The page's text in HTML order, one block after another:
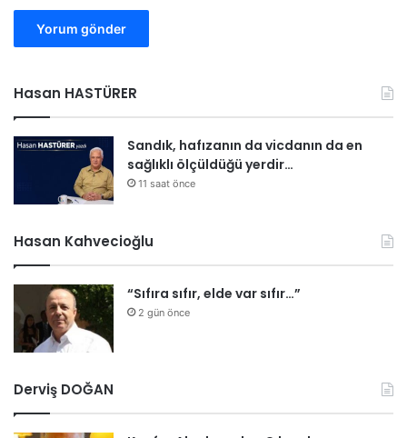
a
m
p
y
Hasan HASTÜRER
Sandık, hafızanın da vicdanın da en
sağlıklı ölçüldüğü yerdir…
11 saat önce
Hasan Kahvecioğlu
“Sıfıra sıfır, elde var sıfır…”
2 gün önce
Derviş DOĞAN